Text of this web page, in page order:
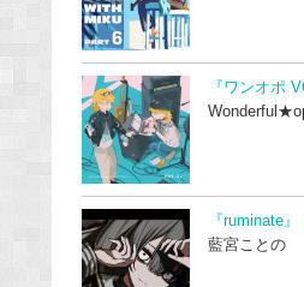
『ワンオポ
『ruminate』
藍宮ことの